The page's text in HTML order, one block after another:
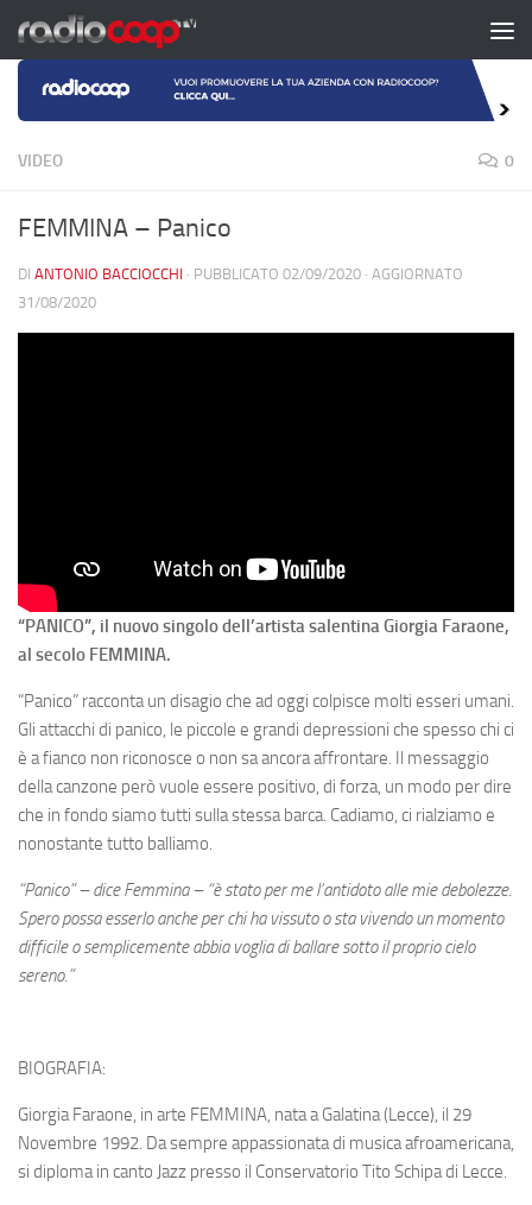
Salta al contenuto
VIDEO 0
FEMMINA – Panico
DI ANTONIO BACCIOCCHI · PUBBLICATO 02/09/2020 · AGGIORNATO
31/08/2020
“PANICO”, il nuovo singolo dell’artista salentina Giorgia Faraone,
al secolo FEMMINA.
“Panico” racconta un disagio che ad oggi colpisce molti esseri umani.
Gli attacchi di panico, le piccole e grandi depressioni che spesso chi ci
è a fianco non riconosce o non sa ancora affrontare. Il messaggio
della canzone però vuole essere positivo, di forza, un modo per dire
che in fondo siamo tutti sulla stessa barca. Cadiamo, ci rialziamo e
nonostante tutto balliamo.
“Panico” – dice Femmina – “è stato per me l’antidoto alle mie debolezze.
Spero possa esserlo anche per chi ha vissuto o sta vivendo un momento
difficile o semplicemente abbia voglia di ballare sotto il proprio cielo
sereno.”
BIOGRAFIA:
Giorgia Faraone, in arte FEMMINA, nata a Galatina (Lecce), il 29
Novembre 1992. Da sempre appassionata di musica afroamericana,
si diploma in canto Jazz presso il Conservatorio Tito Schipa di Lecce.